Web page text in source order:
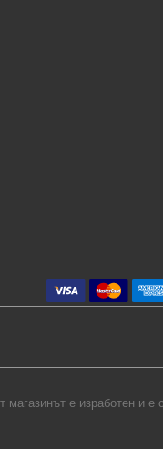
магазинът е изработен и е